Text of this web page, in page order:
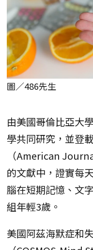
圖／486先生
由美國哥倫比亞大
學共同研究，並登
（American
的文獻中，證實每
腦在短期記憶、文
組年輕3歲。
美國阿茲海默症和